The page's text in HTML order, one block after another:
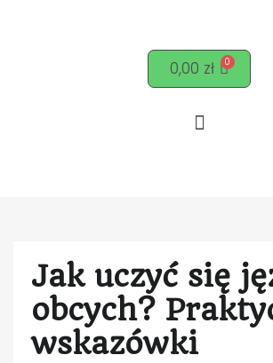
0,00 zł
Jak uczyć się
obcych?
wskazówki